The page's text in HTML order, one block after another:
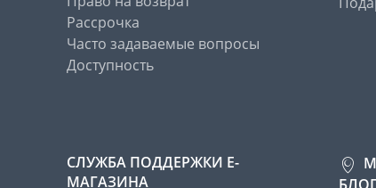
Рассрочка
Часто задаваемые вопросы
Доступность
СЛУЖБА ПОДДЕРЖКИ Е-
МАГАЗИНА